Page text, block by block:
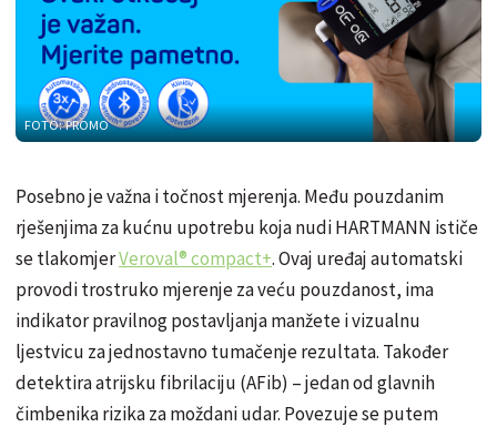
FOTO: PROMO
Posebno je važna i točnost mjerenja. Među pouzdanim
rješenjima za kućnu upotrebu koja nudi HARTMANN ističe
se tlakomjerVeroval® compact+. Ovaj uređaj automatski
provodi trostruko mjerenje za veću pouzdanost, ima
indikator pravilnog postavljanja manžete i vizualnu
ljestvicu za jednostavno tumačenje rezultata. Također
detektira atrijsku fibrilaciju (AFib) – jedan od glavnih
čimbenika rizika za moždani udar. Povezuje se putem